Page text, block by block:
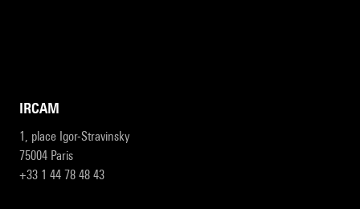
IRCAM
1, place Igor-Stravinsky
75004 Paris
+33 1 44 78 48 43